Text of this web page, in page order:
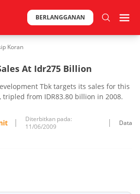
BERLANGGANAN
Koran
At Idr275 Billion
Tbk targets its sales for this
tripled from IDR83.80 billion in 2008.
Diterbitkan pada:
11/06/2009
Data